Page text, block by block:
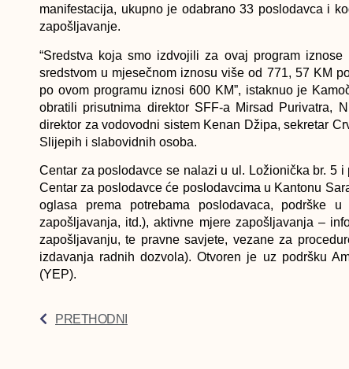
manifestacija, ukupno je odabrano 33 poslodavca i
zapošljavanje.
“Sredstva koja smo izdvojili za ovaj program
sredstvom u mjesečnom iznosu više od 771, 57 KM
po ovom programu iznosi 600 KM”, istaknuo je
obratili prisutnima direktor SFF-a Mirsad Purivatra,
direktor za vodovodni sistem Kenan Džipa, sekretar
Slijepih i slabovidnih osoba.
Centar za poslodavce se nalazi u ul. Ložionička br. 5
Centar za poslodavce će poslodavcima u Kantonu
oglasa prema potrebama poslodavaca, podrške
zapošljavanja, itd.), aktivne mjere zapošljavanja –
zapošljavanju, te pravne savjete, vezane za
izdavanja radnih dozvola). Otvoren je uz podršku
(YEP).
PRETHODNI